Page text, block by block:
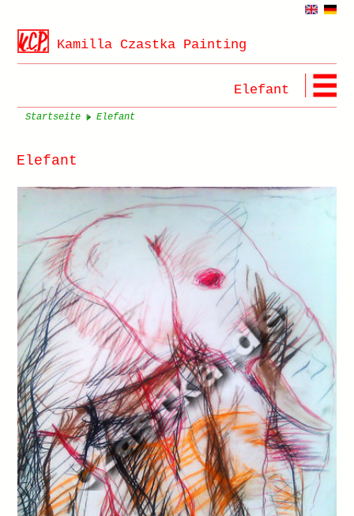
Kamilla Czastka Painting
Elefant
Startseite Elefant
Elefant